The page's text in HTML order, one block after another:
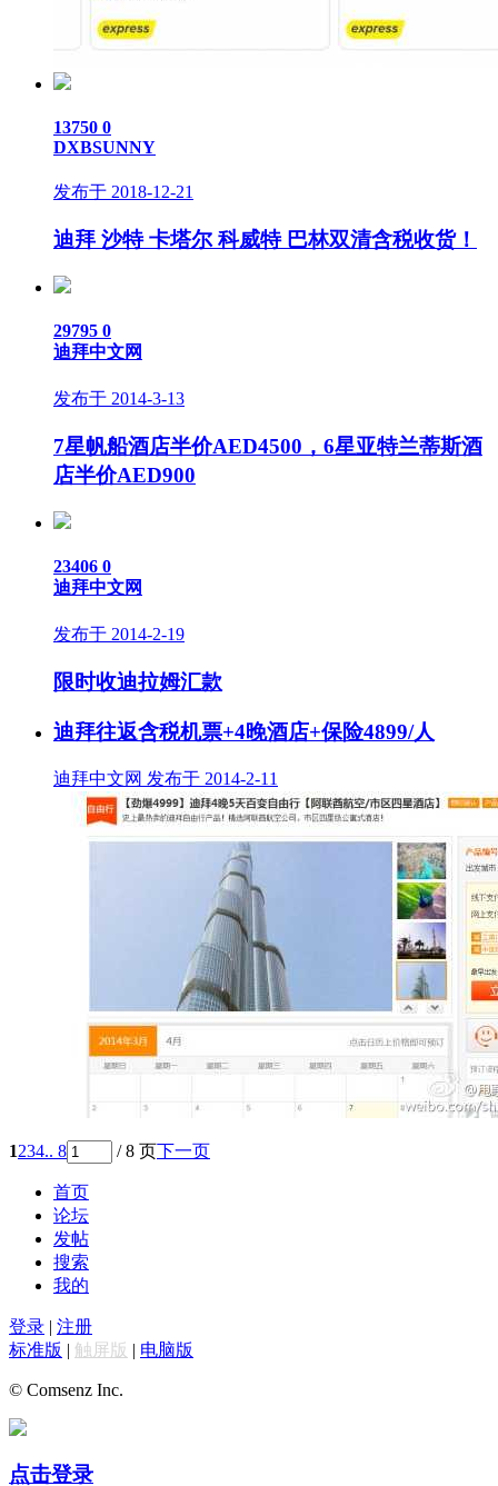
13750 0
DXBSUNNY
发布于 2018-12-21
迪拜 沙特 卡塔尔 科威特 巴林双清含税收货！
29795 0
迪拜中文网
发布于 2014-3-13
7星帆船酒店半价AED4500，6星亚特兰蒂斯酒
店半价AED900
23406 0
迪拜中文网
发布于 2014-2-19
限时收迪拉姆汇款
迪拜往返含税机票+4晚酒店+保险4899/人
迪拜中文网 发布于 2014-2-11
1234.. 8 / 8 页下一页
首页
论坛
发帖
搜索
我的
登录 | 注册
标准版 | 触屏版 | 电脑版
© Comsenz Inc.
点击登录